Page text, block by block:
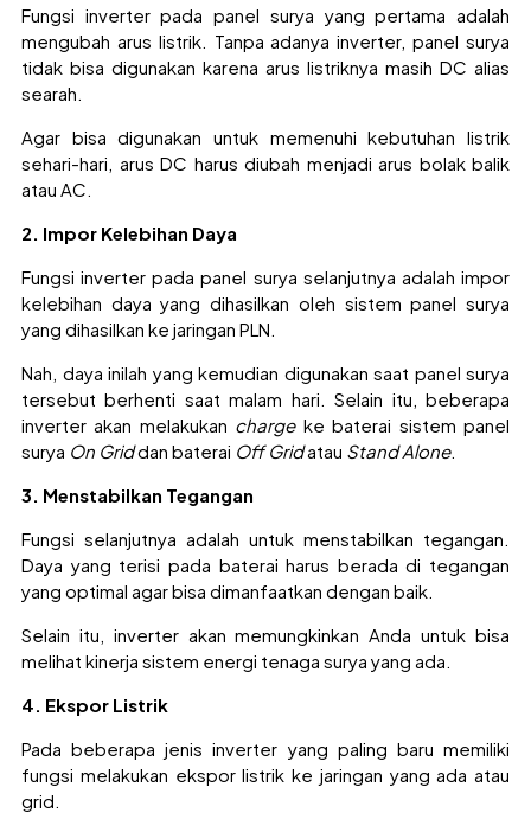
Fungsi inverter pada panel surya yang pertama adalah
mengubah arus listrik. Tanpa adanya inverter, panel surya
tidak bisa digunakan karena arus listriknya masih DC alias
searah.
Agar bisa digunakan untuk memenuhi kebutuhan listrik
sehari-hari, arus DC harus diubah menjadi arus bolak balik
atau AC.
2. Impor Kelebihan Daya
Fungsi inverter pada panel surya selanjutnya adalah impor
kelebihan daya yang dihasilkan oleh sistem panel surya
yang dihasilkan ke jaringan PLN.
Nah, daya inilah yang kemudian digunakan saat panel surya
tersebut berhenti saat malam hari. Selain itu, beberapa
inverter akan melakukan chargeke baterai sistem panel
surya On Griddan baterai Off Gridatau Stand Alone.
3. Menstabilkan Tegangan
Fungsi selanjutnya adalah untuk menstabilkan tegangan.
Daya yang terisi pada baterai harus berada di tegangan
yang optimal agar bisa dimanfaatkan dengan baik.
Selain itu, inverter akan memungkinkan Anda untuk bisa
melihat kinerja sistem energi tenaga surya yang ada.
4. Ekspor Listrik
Pada beberapa jenis inverter yang paling baru memiliki
fungsi melakukan ekspor listrik ke jaringan yang ada atau
grid.